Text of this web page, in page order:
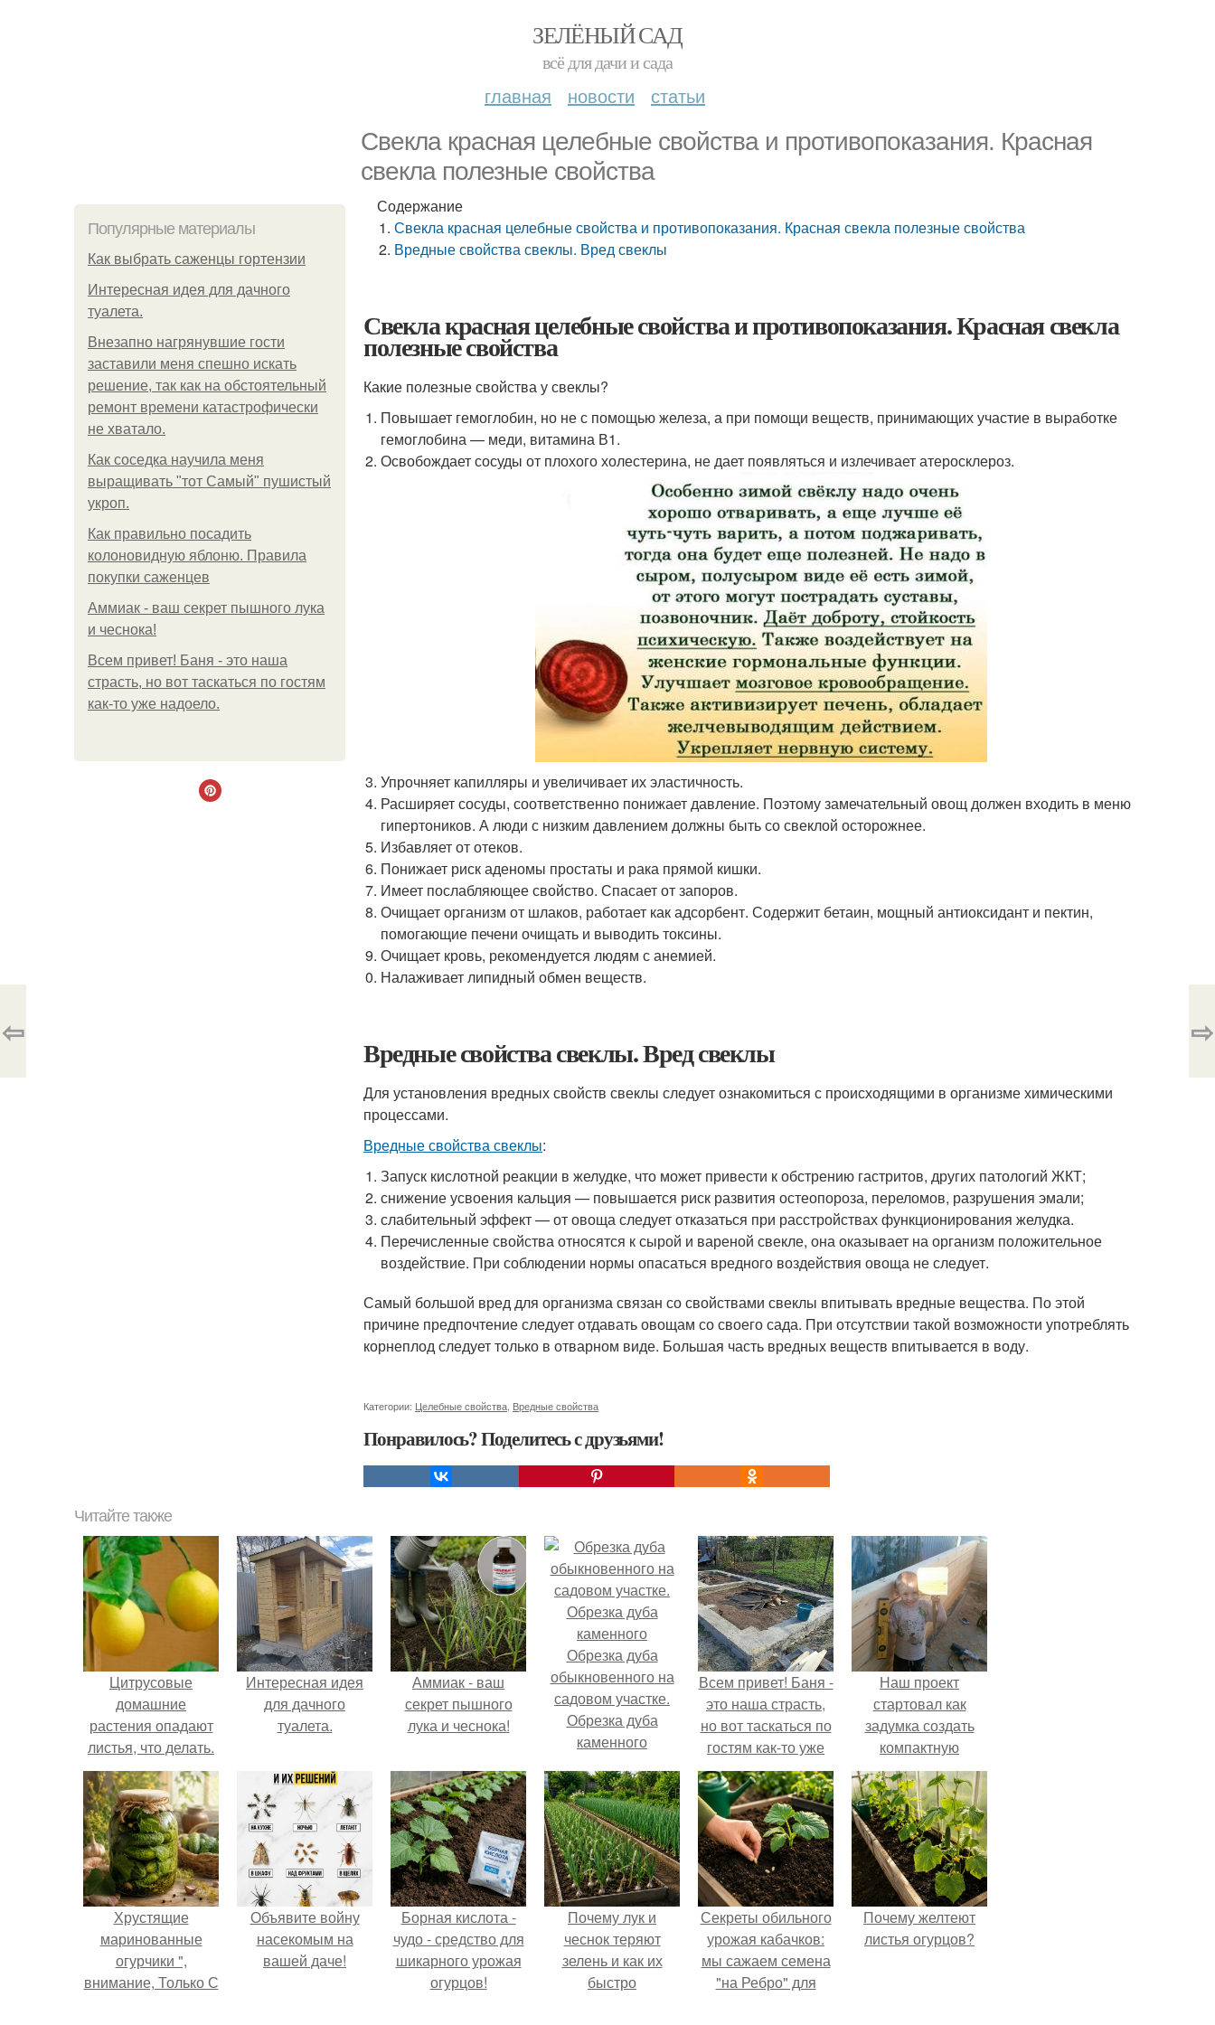
ЗЕЛЁНЫЙ САД
всё для дачи и сада
главная новости статьи
Свекла красная целебные свойства и противопоказания. Красная
свекла полезные свойства
Популярные материалы
Как выбрать саженцы гортензии
Интересная идея для дачного
туалета.
Внезапно нагрянувшие гости
заставили меня спешно искать
решение, так как на обстоятельный
ремонт времени катастрофически
не хватало.
Как соседка научила меня
выращивать "тот Самый" пушистый
укроп.
Как правильно посадить
колоновидную яблоню. Правила
покупки саженцев
Аммиак - ваш секрет пышного лука
и чеснока!
Всем привет! Баня - это наша
страсть, но вот таскаться по гостям
как-то уже надоело.
Содержание
Свекла красная целебные свойства и противопоказания. Красная свекла полезные свойства
Вредные свойства свеклы. Вред свеклы
Свекла красная целебные свойства и противопоказания. Красная свекла
полезные свойства
Какие полезные свойства у свеклы?
Повышает гемоглобин, но не с помощью железа, а при помощи веществ, принимающих участие в выработке
гемоглобина — меди, витамина В1.
Освобождает сосуды от плохого холестерина, не дает появляться и излечивает атеросклероз.
Упрочняет капилляры и увеличивает их эластичность.
Расширяет сосуды, соответственно понижает давление. Поэтому замечательный овощ должен входить в меню
гипертоников. А люди с низким давлением должны быть со свеклой осторожнее.
Избавляет от отеков.
Понижает риск аденомы простаты и рака прямой кишки.
Имеет послабляющее свойство. Спасает от запоров.
Очищает организм от шлаков, работает как адсорбент. Содержит бетаин, мощный антиоксидант и пектин,
помогающие печени очищать и выводить токсины.
Очищает кровь, рекомендуется людям с анемией.
Налаживает липидный обмен веществ.
Вредные свойства свеклы. Вред свеклы
Для установления вредных свойств свеклы следует ознакомиться с происходящими в организме химическими
процессами.
Вредные свойства свеклы:
Запуск кислотной реакции в желудке, что может привести к обстрению гастритов, других патологий ЖКТ;
снижение усвоения кальция — повышается риск развития остеопороза, переломов, разрушения эмали;
слабительный эффект — от овоща следует отказаться при расстройствах функционирования желудка.
Перечисленные свойства относятся к сырой и вареной свекле, она оказывает на организм положительное
воздействие. При соблюдении нормы опасаться вредного воздействия овоща не следует.
Самый большой вред для организма связан со свойствами свеклы впитывать вредные вещества. По этой
причине предпочтение следует отдавать овощам со своего сада. При отсутствии такой возможности употреблять
корнеплод следует только в отварном виде. Большая часть вредных веществ впитывается в воду.
Категории: Целебные свойства Вредные свойства
Понравилось? Поделитесь с друзьями!
⇦ ⇨
Читайте также
Цитрусовые
домашние
растения опадают
листья, что делать.
Как быть, если
растение
сбрасывает завязи
и плоды?
Интересная идея
для дачного
туалета.
Аммиак - ваш
секрет пышного
лука и чеснока!
Обрезка дуба
обыкновенного на
садовом участке.
Обрезка дуба
каменного
Всем привет! Баня -
это наша страсть,
но вот таскаться по
гостям как-то уже
надоело.
Наш проект
стартовал как
задумка создать
компактную
беседку для
отдыха.
Хрустящие
маринованные
огурчики ",
внимание, Только С
Объявите войну
насекомым на
вашей даче!
Борная кислота -
чудо - средство для
шикарного урожая
огурцов!
Почему лук и
чеснок теряют
зелень и как их
быстро
Секреты обильного
урожая кабачков:
мы сажаем семена
"на Ребро" для
Почему желтеют
листья огурцов?